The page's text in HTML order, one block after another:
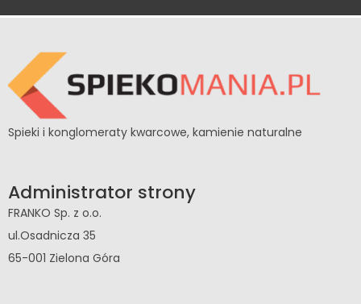
Spieki i konglomeraty kwarcowe, kamienie naturalne
Administrator strony
FRANKO Sp. z o.o.
ul.Osadnicza 35
65-001 Zielona Góra